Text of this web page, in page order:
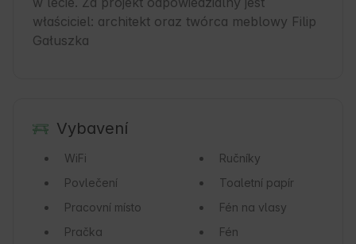
właściciel: architekt oraz twórca meblowy Filip
Gałuszka
Vybavení
WiFi
Ručníky
Povlečení
Toaletní papír
Pracovní místo
Fén na vlasy
Pračka
Fén